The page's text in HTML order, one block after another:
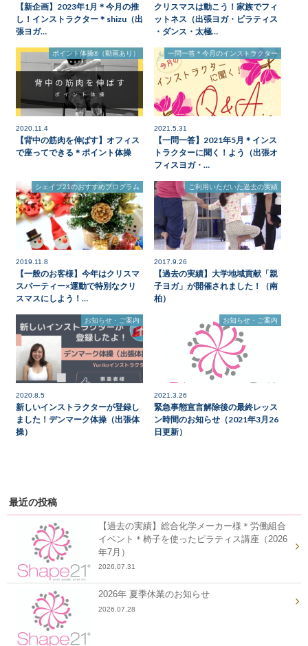
【新企画】2023年1月＊今月の推
し！インストラクター＊shizu（出
張ヨガ…
クリスマスは動こう！家族でフィ
ットネス（出張ヨガ・ピラティス
・ダンス・太極…
ポイント体操®（動画あり）
2020.11.4
【背中の筋肉を伸ばす】オフィス
で座ってできる＊ポイント体操
一問一答＊今月のインストラクター
2021.5.31
【一問一答】2021年5月＊インス
トラクターに聞く！よう（出張オ
フィスヨガ・…
シェイプ21のおすすめプログラム
2019.11.8
【一般のお客様】今年はクリスマ
スパーティー×運動で特別なクリ
スマスにしよう！…
ご利用いただいた過去の実績
2017.9.26
【過去の実績】大学地域貢献「親
子ヨガ」が開催されました！（南
柏）
お知らせ・ご案内
2020.8.5
新しいインストラクターが登録し
ました！デンマーク体操（出張体
操）
お知らせ・ご案内
2021.3.26
緊急事態宣言解除後の最終レッス
ン時間のお知らせ（2021年3月26
日更新）
最近の投稿
【過去の実績】総合化学メーカー様＊労働組合
イベント＊椅子を使ったピラティス講座（2026
年7月）
2026.07.31
2026年 夏季休業のお知らせ
2026.07.28